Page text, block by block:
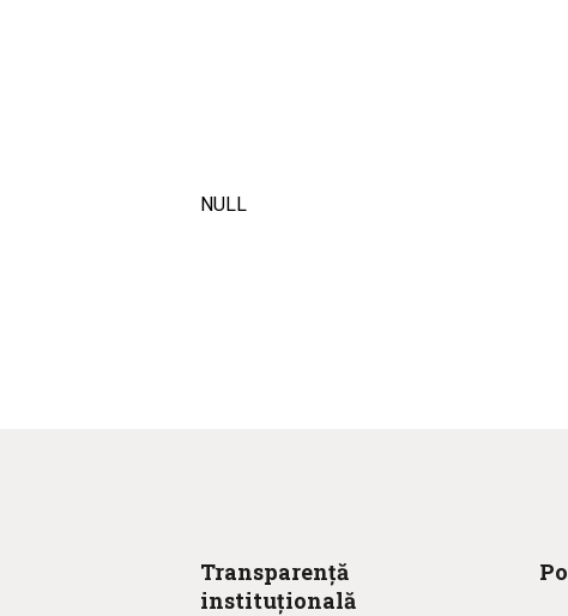
NULL
Transparență
instituțională